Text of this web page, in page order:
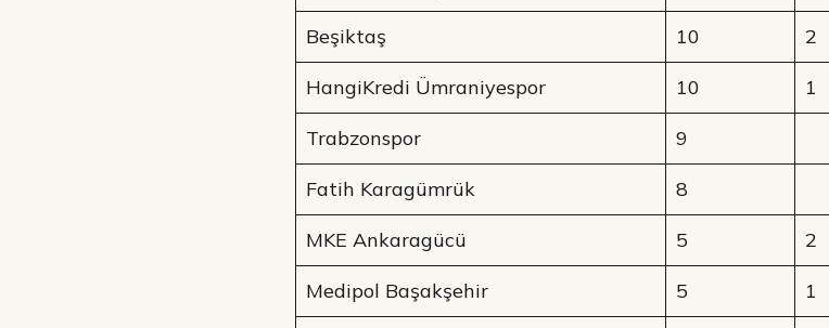
Beşiktaş 10 2
HangiKredi Ümraniyespor 10 1
Trabzonspor 9
Fatih Karagümrük 8
MKE Ankaragücü 5 2
Medipol Başakşehir 5 1